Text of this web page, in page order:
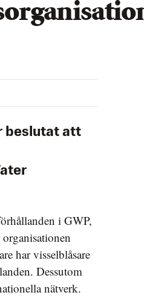
beslutat att
i GWP,
har visselblåsare
Dessutom
nätverk.